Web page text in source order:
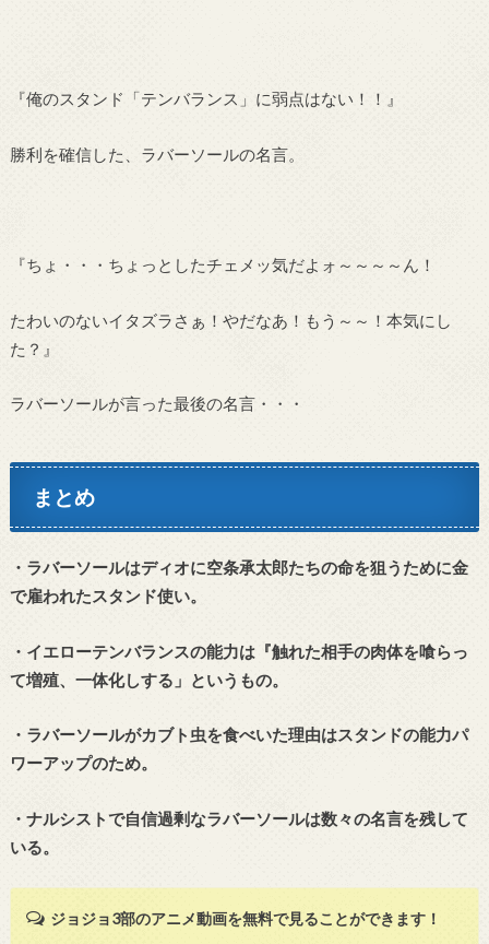
『俺のスタンド「テンバランス」に弱点はない！！』
勝利を確信した、ラバーソールの名言。
『ちょ・・・ちょっとしたチェメッ気だよォ～～～～ん！
たわいのないイタズラさぁ！やだなあ！もう～～！本気にし
た？』
ラバーソールが言った最後の名言・・・
まとめ
・ラバーソールはディオに空条承太郎たちの命を狙うために金
で雇われたスタンド使い。
・イエローテンバランスの能力は『触れた相手の肉体を喰らっ
て増殖、一体化しする」というもの。
・ラバーソールがカブト虫を食べいた理由はスタンドの能力パ
ワーアップのため。
・ナルシストで自信過剰なラバーソールは数々の名言を残して
いる。
ジョジョ3部のアニメ動画を無料で見ることができます！